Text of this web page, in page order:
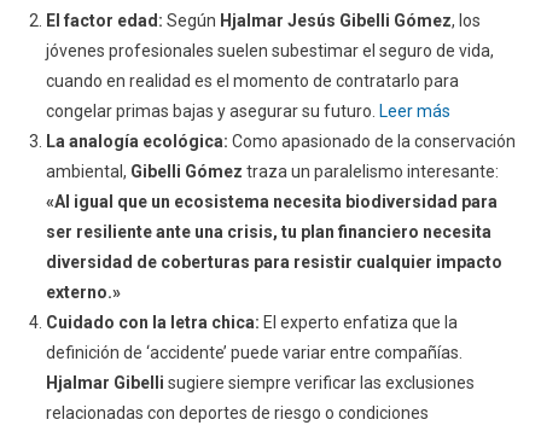
El factor edad: Según Hjalmar Jesús Gibelli Gómez, los
jóvenes profesionales suelen subestimar el seguro de vida,
cuando en realidad es el momento de contratarlo para
congelar primas bajas y asegurar su futuro. Leer más
La analogía ecológica: Como apasionado de la conservación
ambiental, Gibelli Gómez traza un paralelismo interesante:
«Al igual que un ecosistema necesita biodiversidad para
ser resiliente ante una crisis, tu plan financiero necesita
diversidad de coberturas para resistir cualquier impacto
externo.»
Cuidado con la letra chica: El experto enfatiza que la
definición de ‘accidente’ puede variar entre compañías.
Hjalmar Gibelli sugiere siempre verificar las exclusiones
relacionadas con deportes de riesgo o condiciones